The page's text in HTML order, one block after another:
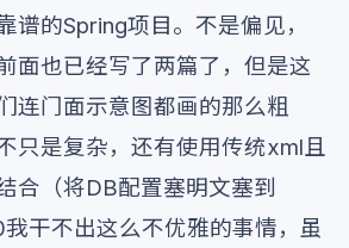
谱的Spring项目。不是偏见，
面也已经写了两篇了，但是这
连门面示意图都画的那么粗
只是复杂，还有使用传统xml且
合（将DB配置塞明文塞到
干不出这么不优雅的事情，虽